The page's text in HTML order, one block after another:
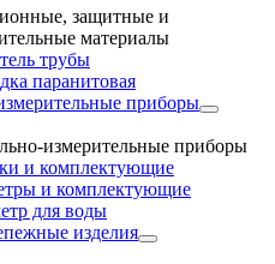
защитные и
материалы
трубы
паранитовая
приборы
измерительные приборы
и комплектующие
и комплектующие
для воды
изделия